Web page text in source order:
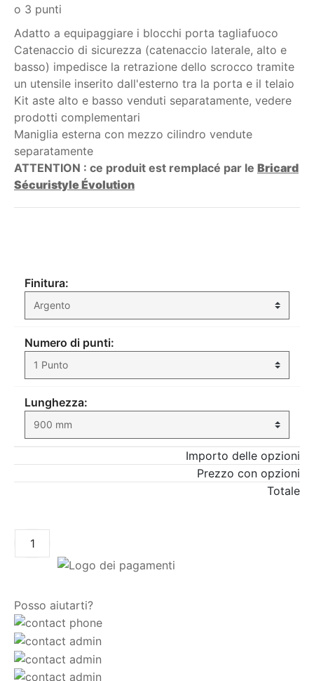
o 3 punti
Adatto a equipaggiare i blocchi porta tagliafuoco
Catenaccio di sicurezza (catenaccio laterale, alto e
basso) impedisce la retrazione dello scrocco tramite
un utensile inserito dall'esterno tra la porta e il telaio
Kit aste alto e basso venduti separatamente, vedere
prodotti complementari
Maniglia esterna con mezzo cilindro vendute
separatamente
ATTENTION : ce produit est remplacé par le Bricard
Sécuristyle Évolution
Finitura:
Numero di punti:
Lunghezza:
Importo delle opzioni
Prezzo con opzioni
Totale
Posso aiutarti?